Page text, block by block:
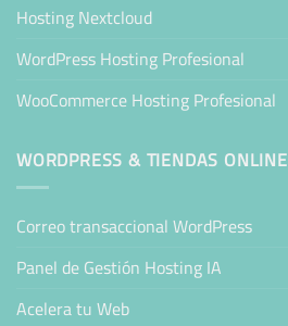
Hosting Nextcloud
WordPress Hosting Profesional
WooCommerce Hosting Profesional
WORDPRESS & TIENDAS ONLINE
Correo transaccional WordPress
Panel de Gestión Hosting IA
Acelera tu Web